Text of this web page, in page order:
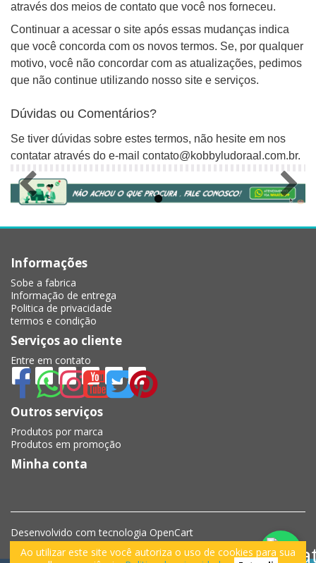
através dos meios de contato que você nos forneceu.
Continuar a acessar o site após essas mudanças indica
que você concorda com os novos termos. Se, por qualquer
motivo, você não concordar com as atualizações, pedimos
que não continue utilizando nosso site e serviços.
Dúvidas ou Comentários?
Se tiver dúvidas sobre estes termos, não hesite em nos
contatar através do e-mail contato@kobbyludoraal.com.br.
Ao utilizar este site você autoriza o uso de cookies para sua
Informações
Sobe a fabrica
Informação de entrega
Politica de privacidade
termos e condição
Serviços ao cliente
Entre em contato
Outros serviços
Produtos por marca
Produtos em promoção
Minha conta
Desenvolvido com tecnologia OpenCart
Kobby Ludoraal fabrica de bolsas © 2026